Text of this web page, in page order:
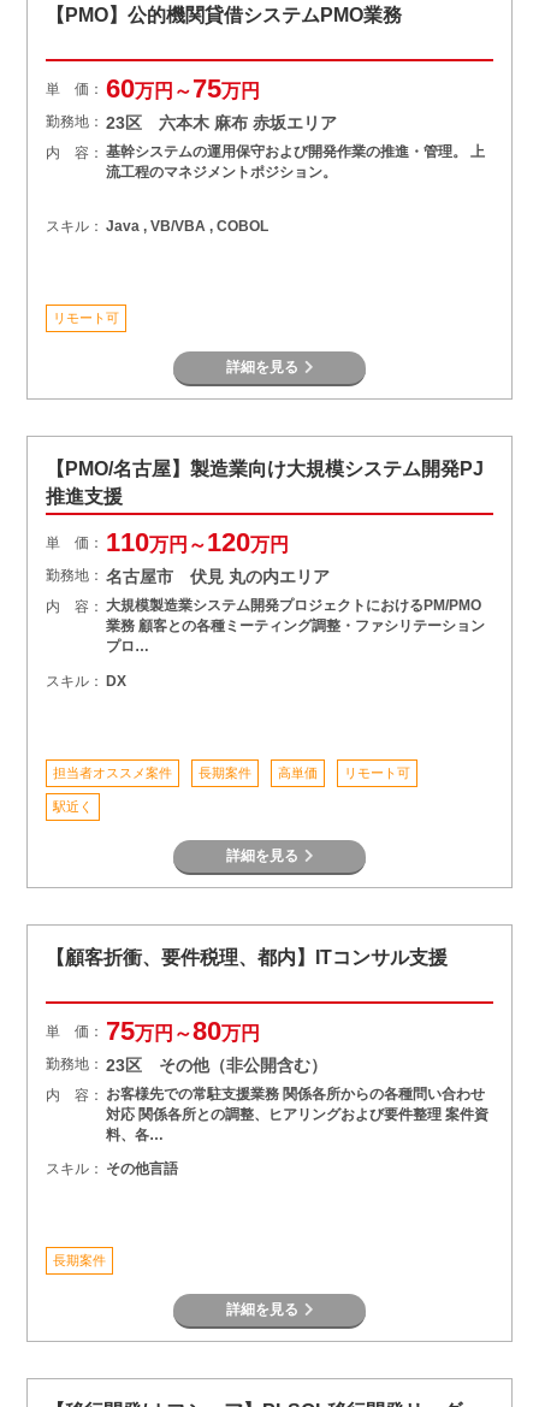
【PMO】公的機関貸借システムPMO業務
単 価： 60万円～75万円
勤務地： 23区 六本木 麻布 赤坂エリア
内 容： 基幹システムの運用保守および開発作業の推進・管理。 上
流工程のマネジメントポジション。
スキル： Java , VB/VBA , COBOL
リモート可
詳細を見る
【PMO/名古屋】製造業向け大規模システム開発PJ
推進支援
単 価： 110万円～120万円
勤務地： 名古屋市 伏見 丸の内エリア
内 容： 大規模製造業システム開発プロジェクトにおけるPM/PMO
業務 顧客との各種ミーティング調整・ファシリテーション
プロ…
スキル： DX
担当者オススメ案件 長期案件 高単価 リモート可
駅近く
詳細を見る
【顧客折衝、要件税理、都内】ITコンサル支援
単 価： 75万円～80万円
勤務地： 23区 その他（非公開含む）
内 容： お客様先での常駐支援業務 関係各所からの各種問い合わせ
対応 関係各所との調整、ヒアリングおよび要件整理 案件資
料、各…
スキル： その他言語
長期案件
詳細を見る